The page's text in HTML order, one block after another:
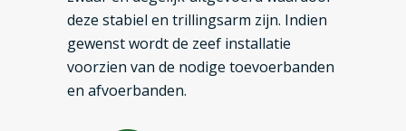
deze stabiel en trillingsarm zijn. Indien
gewenst wordt de zeef installatie
voorzien van de nodige toevoerbanden
en afvoerbanden.